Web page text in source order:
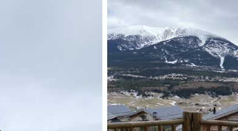
L'IMMOBILIER À BEAUSOLEIL ET LE LITTORAL